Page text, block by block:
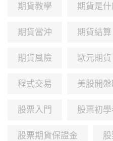
期貨教學 期貨是什
期貨當沖 期貨結算
期貨風險 歐元期貨
程式交易 美股開盤
股票入門 股票初學
股票期貨保證金 股